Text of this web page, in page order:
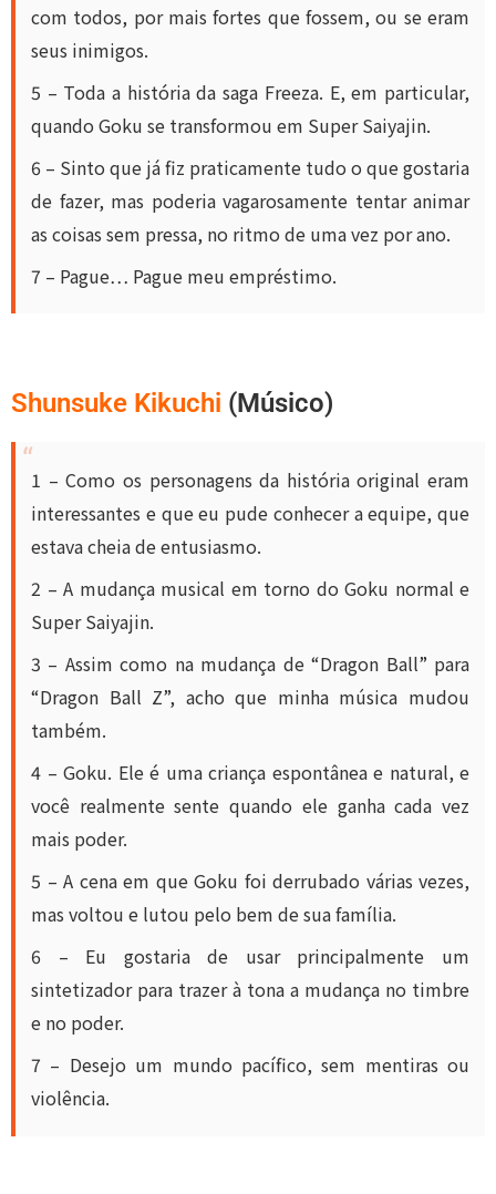
com todos, por mais fortes que fossem, ou se eram
seus inimigos.
5 – Toda a história da saga Freeza. E, em particular,
quando Goku se transformou em Super Saiyajin.
6 – Sinto que já fiz praticamente tudo o que gostaria
de fazer, mas poderia vagarosamente tentar animar
as coisas sem pressa, no ritmo de uma vez por ano.
7 – Pague… Pague meu empréstimo.
Shunsuke Kikuchi (Músico)
1 – Como os personagens da história original eram
interessantes e que eu pude conhecer a equipe, que
estava cheia de entusiasmo.
2 – A mudança musical em torno do Goku normal e
Super Saiyajin.
3 – Assim como na mudança de “Dragon Ball” para
“Dragon Ball Z”, acho que minha música mudou
também.
4 – Goku. Ele é uma criança espontânea e natural, e
você realmente sente quando ele ganha cada vez
mais poder.
5 – A cena em que Goku foi derrubado várias vezes,
mas voltou e lutou pelo bem de sua família.
6 – Eu gostaria de usar principalmente um
sintetizador para trazer à tona a mudança no timbre
e no poder.
7 – Desejo um mundo pacífico, sem mentiras ou
violência.